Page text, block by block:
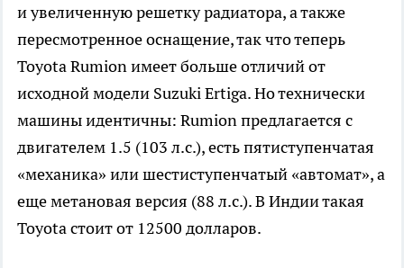
и увеличенную решетку радиатора, а также
пересмотренное оснащение, так что теперь
Toyota Rumion имеет больше отличий от
исходной модели Suzuki Ertiga. Но технически
машины идентичны: Rumion предлагается с
двигателем 1.5 (103 л.с.), есть пятиступенчатая
«механика» или шестиступенчатый «автомат», а
еще метановая версия (88 л.с.). В Индии такая
Toyota стоит от 12500 долларов.